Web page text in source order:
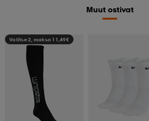
Muut ostivat
Valitse 2, maksa 11,49€